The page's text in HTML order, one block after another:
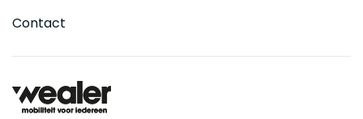
Contact